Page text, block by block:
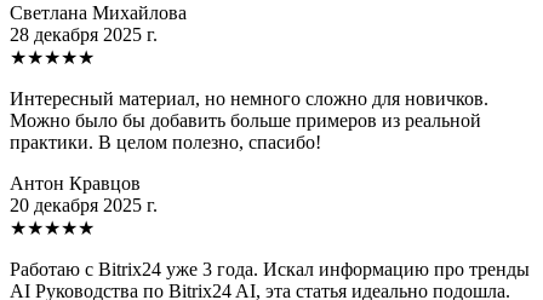
Светлана Михайлова
28 декабря 2025 г.
★★★★★
Интересный материал, но немного сложно для новичков.
Можно было бы добавить больше примеров из реальной
практики. В целом полезно, спасибо!
Антон Кравцов
20 декабря 2025 г.
★★★★★
Работаю с Bitrix24 уже 3 года. Искал информацию про тренды
AI Руководства по Bitrix24 AI, эта статья идеально подошла.